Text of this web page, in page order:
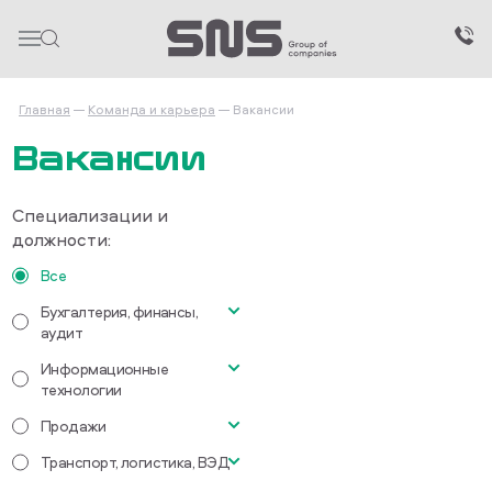
Главная Команда и карьера Вакансии
Вакансии
Специализации и
должности:
Все
Бухгалтерия, финансы,
аудит
Главный бухгалтер
Информационные
технологии
Водитель категории СЕ
Продажи
Торговый представитель
Транспорт, логистика, ВЭД